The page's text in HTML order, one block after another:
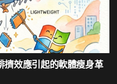
效應引起的軟體瘦身革